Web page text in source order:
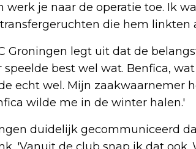
werk je naar de operatie toe. Ik
die hem linkten
Groningen legt uit dat de
speelde best wel wat. Benfica,
echt wel. Mijn zaakwaarnemer
wilde me in de winter halen.'
duidelijk gecommuniceerd